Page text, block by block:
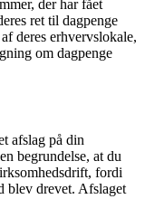
der har fået
ret til dagpenge
deres erhvervslokale,
om dagpenge
afslag på din
begrundelse, at du
fordi
blev drevet. Afslaget